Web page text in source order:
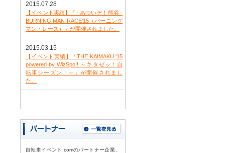
2015.07.28
【イベント実績】「- あついぞ！熊谷 -
BURNING MAN RACE’15（バーニング
マン・レース）」が開催されました。
2015.03.15
【イベント実績】「THE KAIMAKU '15
powered by WizSpo!! ～キタゼッ！自
転車シーズン！～」が開催されまし
た。
自転車イベント.comのパートナー企業、